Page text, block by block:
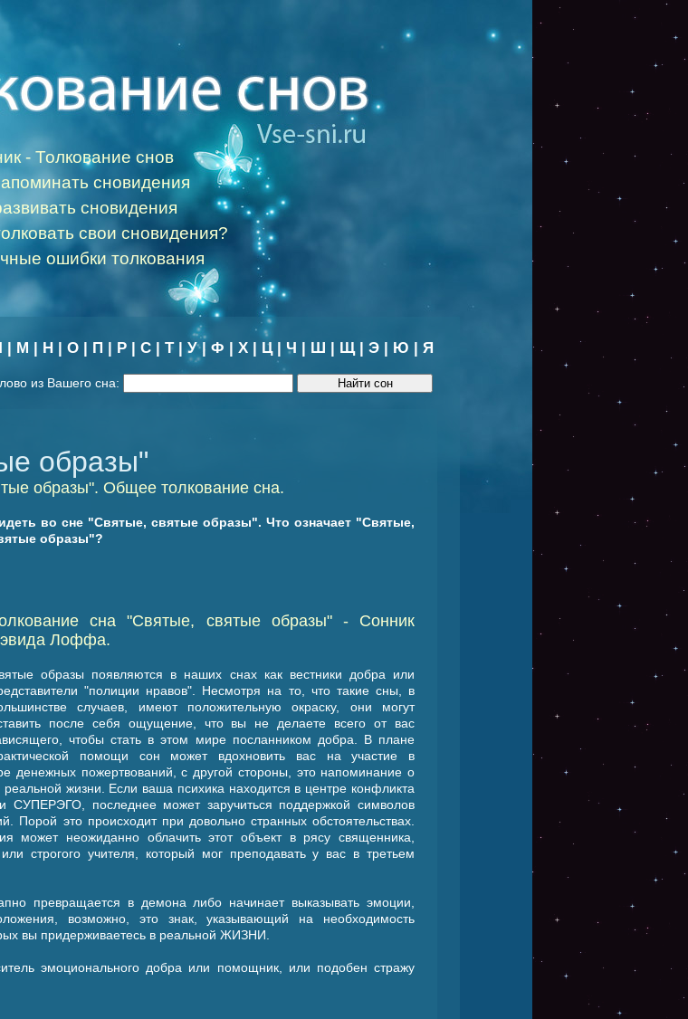
- Толкование снов
сновидения
сновидения
свои сновидения?
ошибки толкования
| М | Н | О | П | Р | С | Т|У| Ф | Х | Ц| Ч | Ш | Щ| Э | Ю | Я
из Вашего сна:
образы"
образы". Общее толкование сна.
во сне "Святые, святые образы". Что означает "Святые,
образы"?
сна "Святые, святые образы" - Cонник
Лоффа.
образы появляются в наших снах как вестники добра или
"полиции нравов". Несмотря на то, что такие сны, в
случаев, имеют положительную окраску, они могут
после себя ощущение, что вы не делаете всего от вас
чтобы стать в этом мире посланником добра. В плане
помощи сон может вдохновить вас на участие в
денежных пожертвований, с другой стороны, это напоминание о
жизни. Если ваша психика находится в центре конфликта
последнее может заручиться поддержкой символов
Порой это происходит при довольно странных обстоятельствах.
может неожиданно облачить этот объект в рясу священника,
строгого учителя, который мог преподавать у вас в третьем
превращается в демона либо начинает выказывать эмоции,
возможно, это знак, указывающий на необходимость
вы придерживаетесь в реальной ЖИЗНИ.
эмоционального добра или помощник, или подобен стражу